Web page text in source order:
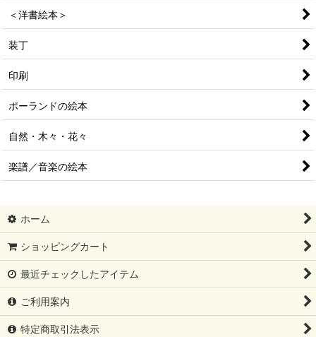
＜洋書絵本＞
装丁
印刷
ポーランドの絵本
自然・木々・花々
楽譜／音楽の絵本
ホーム
ショッピングカート
最近チェックしたアイテム
ご利用案内
特定商取引法表示